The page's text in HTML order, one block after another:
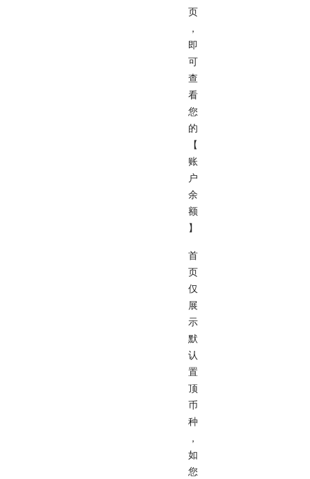
页
，
即
可
查
看
您
的
【
账
户
余
额
】
首
页
仅
展
示
默
认
置
顶
币
种
，
如
您